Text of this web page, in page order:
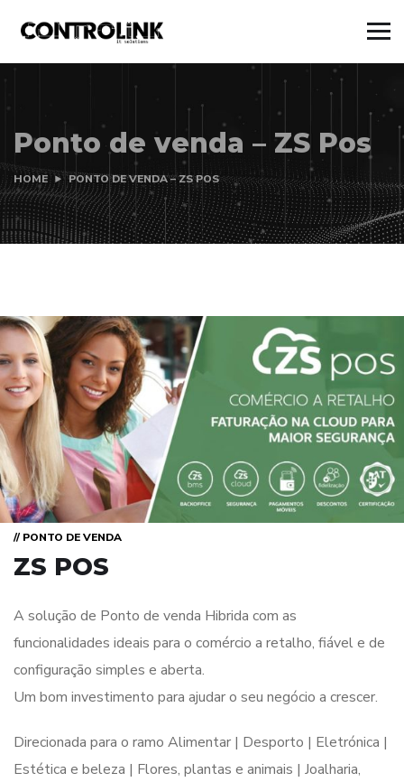
Ponto de venda – ZS Pos
HOME PONTO DE VENDA – ZS POS
// PONTO DE VENDA
ZS POS
A solução de Ponto de venda Hibrida com as
funcionalidades ideais para o comércio a retalho, fiável e de
configuração simples e aberta.
Um bom investimento para ajudar o seu negócio a crescer.
Direcionada para o ramo Alimentar | Desporto | Eletrónica |
Estética e beleza | Flores, plantas e animais | Joalharia,